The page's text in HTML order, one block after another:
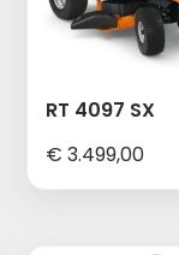
RT 4097 SX
€ 3.499,00